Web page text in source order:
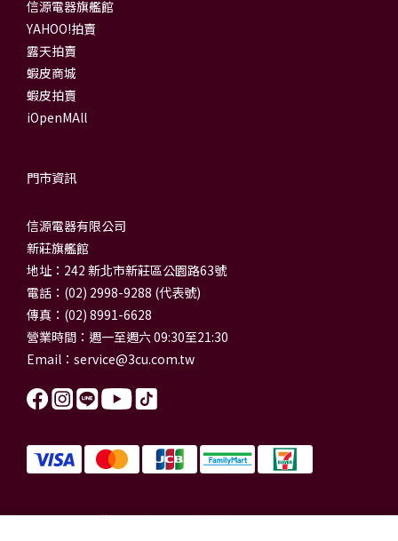
信源電器旗艦館
YAHOO!拍賣
露天拍賣
蝦皮商城
蝦皮拍賣
iOpenMAll
門市資訊
信源電器有限公司
新莊旗艦館
地址：242 新北市新莊區公園路63號
電話：(02) 2998-9288 (代表號)
傳真：(02) 8991-6628
營業時間：週一至週六 09:30至21:30
Email： service@3cu.com.tw
信源電器有限公司 統一編號：84179325